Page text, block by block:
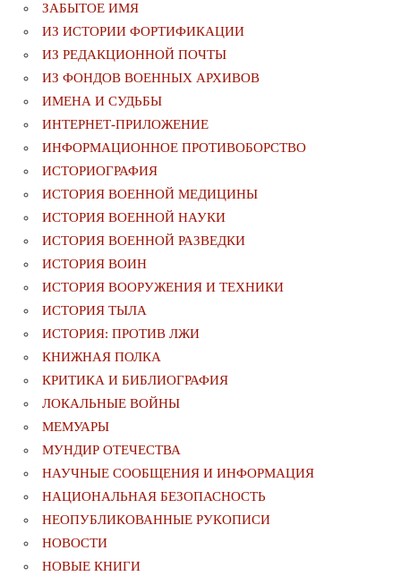
ЗАБЫТОЕ ИМЯ
ИЗ ИСТОРИИ ФОРТИФИКАЦИИ
ИЗ РЕДАКЦИОННОЙ ПОЧТЫ
ИЗ ФОНДОВ ВОЕННЫХ АРХИВОВ
ИМЕНА И СУДЬБЫ
ИНТЕРНЕТ-ПРИЛОЖЕНИЕ
ИНФОРМАЦИОННОЕ ПРОТИВОБОРСТВО
ИСТОРИОГРАФИЯ
ИСТОРИЯ ВОЕННОЙ МЕДИЦИНЫ
ИСТОРИЯ ВОЕННОЙ НАУКИ
ИСТОРИЯ ВОЕННОЙ РАЗВЕДКИ
ИСТОРИЯ ВОИН
ИСТОРИЯ ВООРУЖЕНИЯ И ТЕХНИКИ
ИСТОРИЯ ТЫЛА
ИСТОРИЯ: ПРОТИВ ЛЖИ
КНИЖНАЯ ПОЛКА
КРИТИКА И БИБЛИОГРАФИЯ
ЛОКАЛЬНЫЕ ВОЙНЫ
МЕМУАРЫ
МУНДИР ОТЕЧЕСТВА
НАУЧНЫЕ СООБЩЕНИЯ И ИНФОРМАЦИЯ
НАЦИОНАЛЬНАЯ БЕЗОПАСНОСТЬ
НЕОПУБЛИКОВАННЫЕ РУКОПИСИ
НОВОСТИ
НОВЫЕ КНИГИ